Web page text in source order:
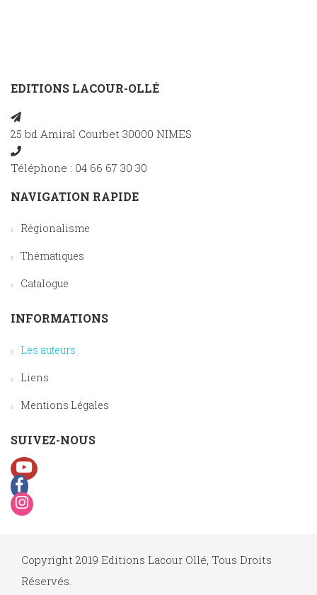
EDITIONS LACOUR-OLLÉ
25 bd Amiral Courbet 30000 NIMES
Téléphone : 04 66 67 30 30
NAVIGATION RAPIDE
Régionalisme
Thématiques
Catalogue
INFORMATIONS
Les auteurs
Liens
Mentions Légales
SUIVEZ-NOUS
Copyright 2019 Editions Lacour Ollé, Tous Droits
Réservés.